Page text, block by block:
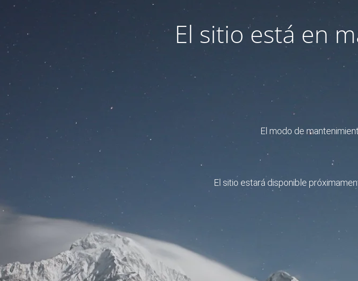
El sitio está en
El modo de
El sitio estará disponible